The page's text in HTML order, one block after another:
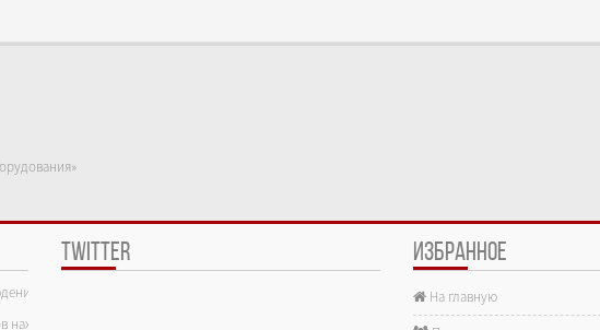
на сервере.
TWITTER ИЗБРАННОЕ
На главную